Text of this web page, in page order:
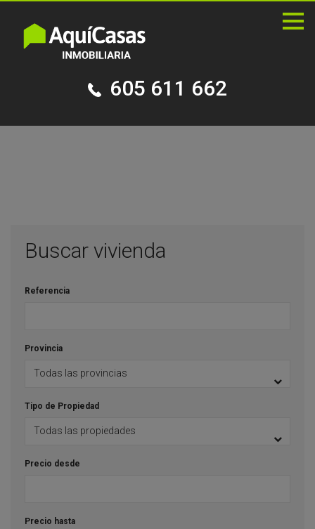
605 611 662
Buscar vivienda
Referencia
Provincia
Tipo de Propiedad
Precio desde
Precio hasta